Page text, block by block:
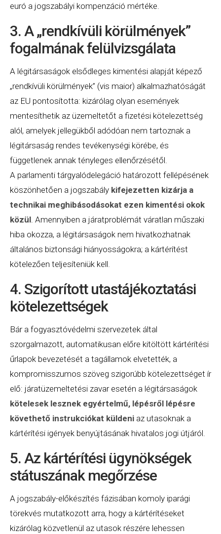
euró a jogszabályi kompenzáció mértéke.
3. A „rendkívüli körülmények”
fogalmának felülvizsgálata
A légitársaságok elsődleges kimentési alapját képező
„rendkívüli körülmények” (vis maior) alkalmazhatóságát
az EU pontosította: kizárólag olyan események
mentesíthetik az üzemeltetőt a fizetési kötelezettség
alól, amelyek jellegükből adódóan nem tartoznak a
légitársaság rendes tevékenységi körébe, és
függetlenek annak tényleges ellenőrzésétől.
A parlamenti tárgyalódelegáció határozott fellépésének
köszönhetően a jogszabály kifejezetten kizárja a
technikai meghibásodásokat ezen kimentési okok
közül . Amennyiben a járatproblémát váratlan műszaki
hiba okozza, a légitársaságok nem hivatkozhatnak
általános biztonsági hiányosságokra; a kártérítést
kötelezően teljesíteniük kell.
4. Szigorított utastájékoztatási
kötelezettségek
Bár a fogyasztóvédelmi szervezetek által
szorgalmazott, automatikusan előre kitöltött kártérítési
űrlapok bevezetését a tagállamok elvetették, a
kompromisszumos szöveg szigorúbb kötelezettséget ír
elő: járatüzemeltetési zavar esetén a légitársaságok
kötelesek lesznek egyértelmű, lépésről lépésre
követhető instrukciókat küldeni az utasoknak a
kártérítési igények benyújtásának hivatalos jogi útjáról.
5. Az kártérítési ügynökségek
státuszának megőrzése
A jogszabály-előkészítés fázisában komoly iparági
törekvés mutatkozott arra, hogy a kártérítéseket
kizárólag közvetlenül az utasok részére lehessen